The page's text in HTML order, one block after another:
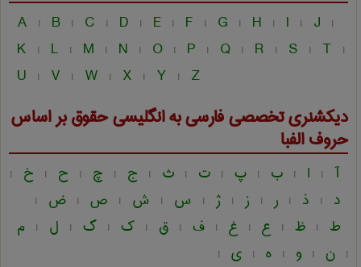
A | B | C | D | E | F | G | H | I | J |
K | L | M | N | O | P | Q | R | S | T |
U | V | W | X | Y | Z
دیکشنری تخصصی فارسی به انگلیسیحقوقبر اساس
حروف الفبا
آ | ا | ب | پ | ت | ث | ج | چ | ح | خ |
د | ذ | ر | ز | ژ | س | ش | ص | ض |
ط | ظ | ع | غ | ف | ق | ک | گ | ل | م
| ن | و | ه | ی |